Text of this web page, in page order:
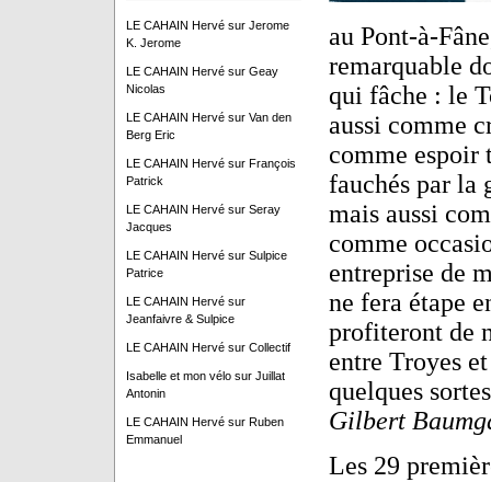
LE CAHAIN Hervésur Jerome
K. Jerome
LE CAHAIN Hervésur Geay
Nicolas
LE CAHAIN Hervésur Van den
Berg Eric
LE CAHAIN Hervésur François
Patrick
LE CAHAIN Hervésur Seray
Jacques
LE CAHAIN Hervésur Sulpice
Patrice
LE CAHAIN Hervésur
Jeanfaivre & Sulpice
LE CAHAIN Hervésur Collectif
Isabelle et mon vélosur Juillat
Antonin
LE CAHAIN Hervésur Ruben
Emmanuel
au Pont-à-
remarquable
qui fâche : le
aussi comme
comme espoir
fauchés par la
mais aussi
comme
entreprise de
ne fera étape
profiteront de
entre Troyes
quelques
Gilbert
Les 29